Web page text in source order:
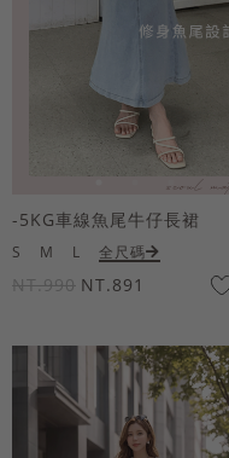
-5KG車線魚尾牛仔長裙
S M L 全尺碼
NT.990 NT.891